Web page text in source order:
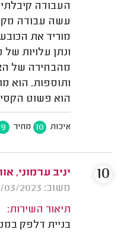
העבודה
עשה עבודה
מוריד את
ונתן עלויות
מהבחירה של
ותוספות. הוא
הוא פשוט
איכות 10 מחיר 9
יניב ערמוני,
משוב: 26/03/2023
תיאור השירות:
בניית דלפק
10